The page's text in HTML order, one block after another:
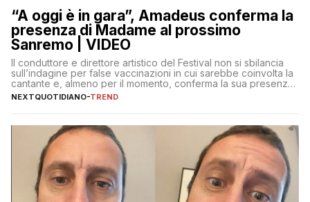
“A oggi è in gara”, Amadeus conferma la
presenza di Madame al prossimo
Sanremo | VIDEO
Il conduttore e direttore artistico del Festival non si sbilancia
sull’indagine per false vaccinazioni in cui sarebbe coinvolta la
cantante e, almeno per il momento, conferma la sua presenza
sul palco dell’Ariston
NEXTQUOTIDIANO-TREND